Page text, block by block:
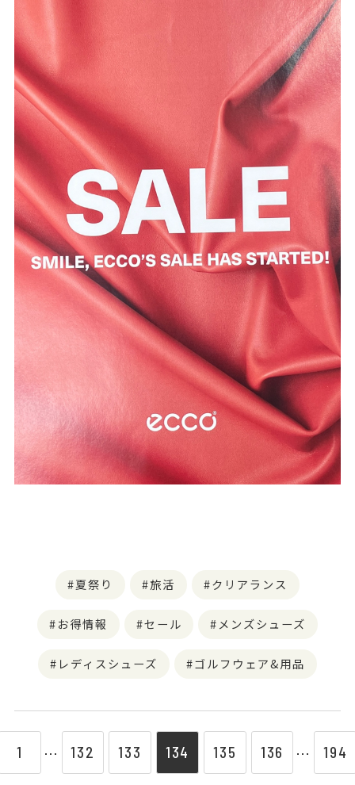
夏祭り 旅活 クリアランス
お得情報 セール メンズシューズ
レディスシューズ ゴルフウェア&用品
1 ⋯ 132 133 134 135 136 ⋯ 194